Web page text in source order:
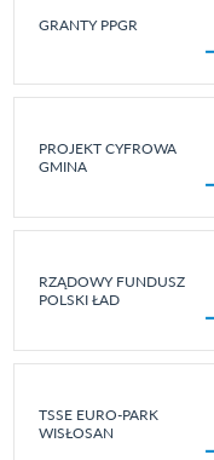
GRANTY PPGR
PROJEKT CYFROWA
GMINA
RZĄDOWY FUNDUSZ
POLSKI ŁAD
TSSE EURO-PARK
WISŁOSAN